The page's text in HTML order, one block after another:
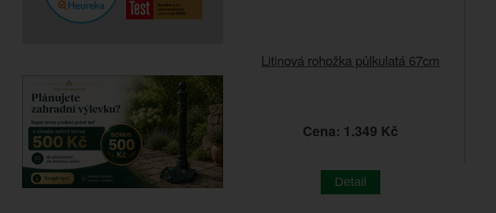
Litinová rohožka půlkulatá 67cm
Cena: 1.349 Kč
Detail